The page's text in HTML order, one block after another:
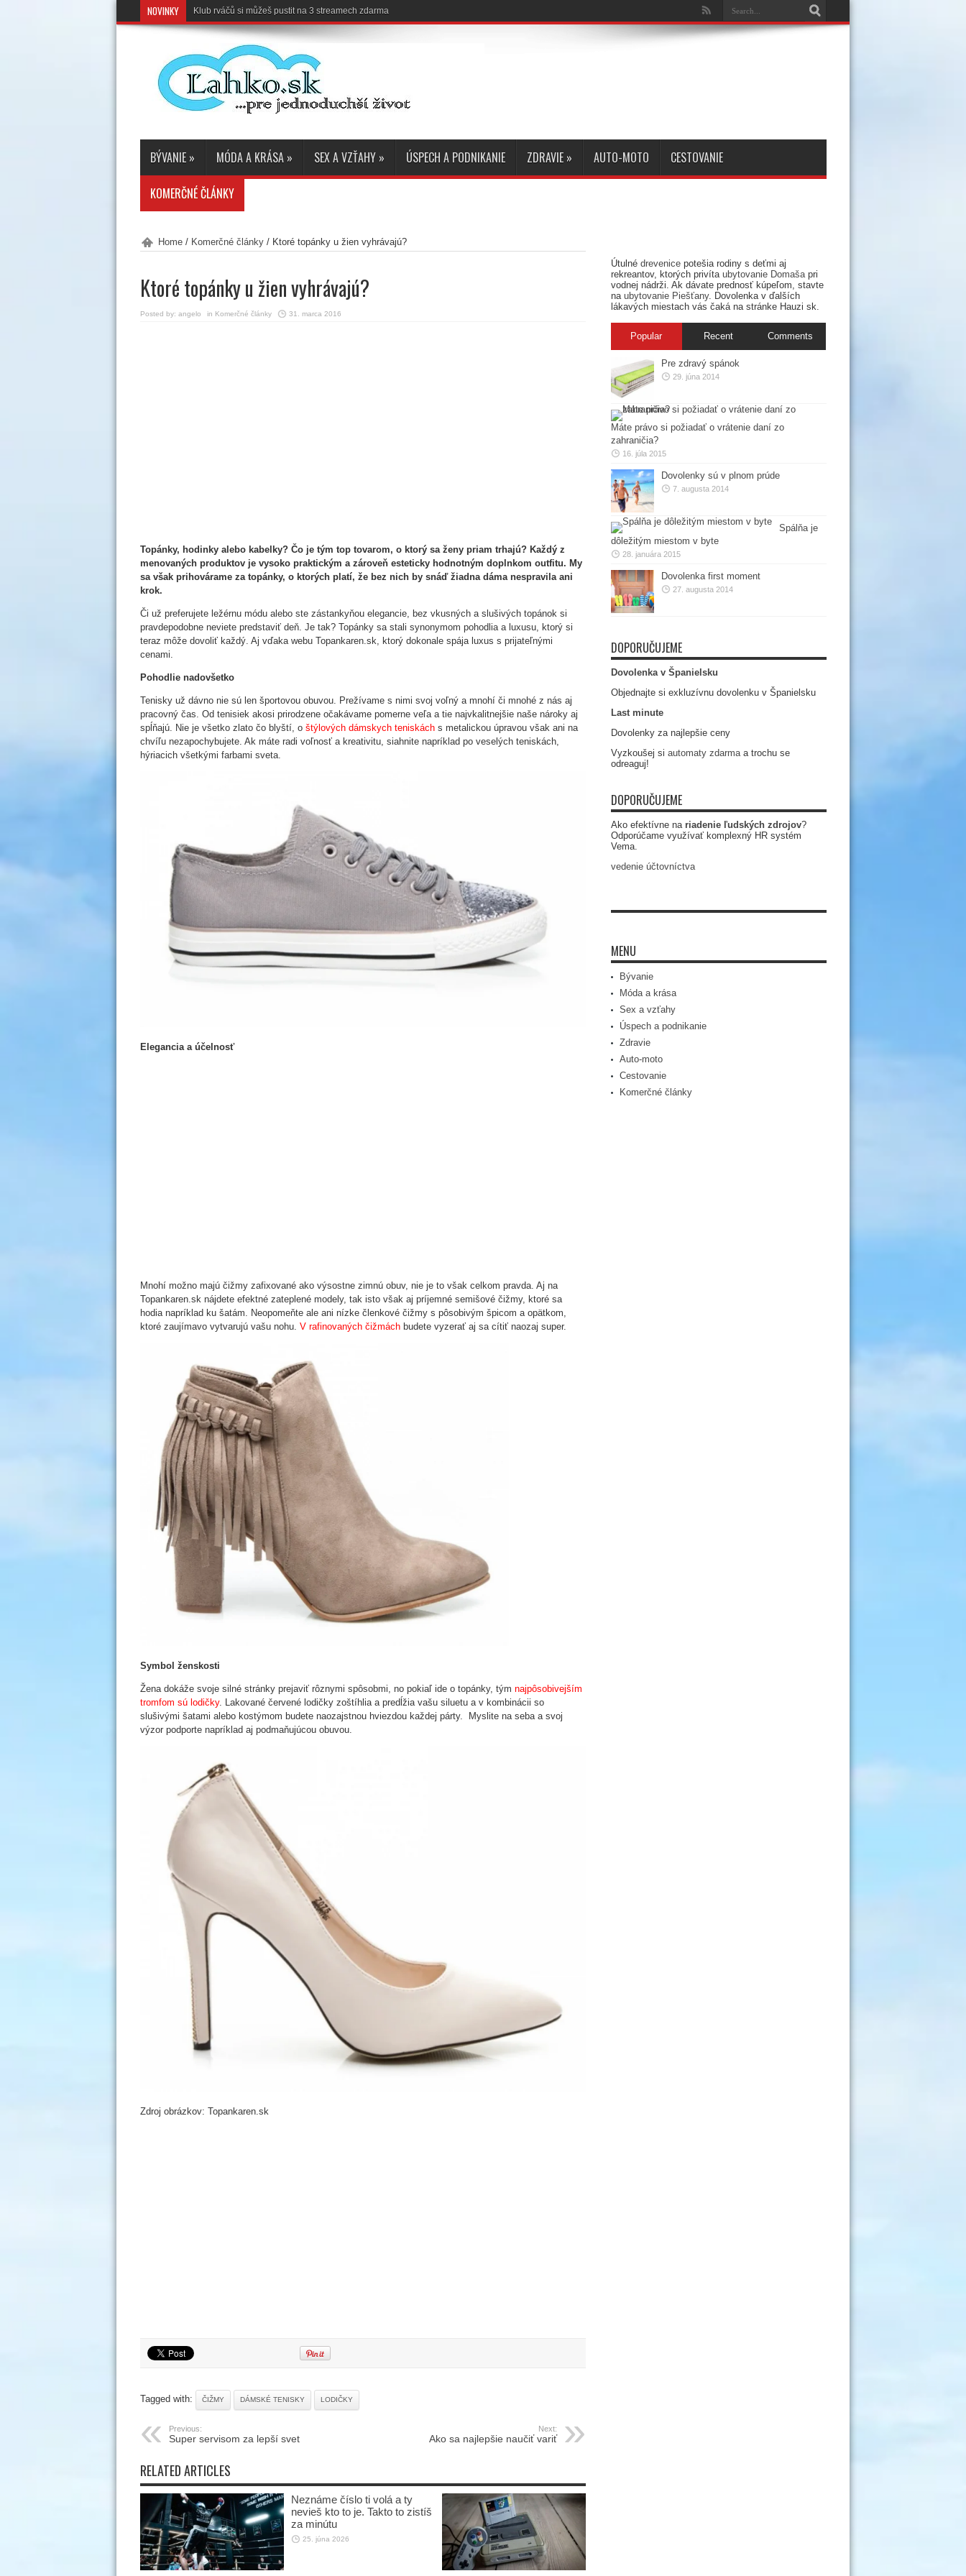
NOVINKY Klub rváčů si můžeš pustit na 3 streamech zdarma
BÝVANIE » MÓDA A KRÁSA » SEX A VZŤAHY » ÚSPECH A PODNIKANIE ZDRAVIE » AUTO-MOTO CESTOVANIE
KOMERČNÉ ČLÁNKY
Home/ Komerčné články/ Ktoré topánky u žien vyhrávajú?
Ktoré topánky u žien vyhrávajú?
Posted by: angelo in Komerčné články 31. marca 2016
Topánky, hodinky alebo kabelky? Čo je tým top tovarom, o ktorý sa ženy priam trhajú? Každý z
menovaných produktov je vysoko praktickým a zároveň esteticky hodnotným doplnkom outfitu. My
sa však prihovárame za topánky, o ktorých platí, že bez nich by snáď žiadna dáma nespravila ani
krok.
Či už preferujete ležérnu módu alebo ste zástankyňou elegancie, bez vkusných a slušivých topánok si
pravdepodobne neviete predstaviť deň. Je tak? Topánky sa stali synonymom pohodlia a luxusu, ktorý si
teraz môže dovoliť každý. Aj vďaka webu Topankaren.sk, ktorý dokonale spája luxus s prijateľnými
cenami.
Pohodlie nadovšetko
Tenisky už dávno nie sú len športovou obuvou. Prežívame s nimi svoj voľný a mnohí či mnohé z nás aj
pracovný čas. Od tenisiek akosi prirodzene očakávame pomerne veľa a tie najvkalitnejšie naše nároky aj
spĺňajú. Nie je všetko zlato čo blyští, o štýlových dámskych teniskáchs metalickou úpravou však ani na
chvíľu nezapochybujete. Ak máte radi voľnosť a kreativitu, siahnite napríklad po veselých teniskách,
hýriacich všetkými farbami sveta.
Elegancia a účelnosť
Mnohí možno majú čižmy zafixované ako výsostne zimnú obuv, nie je to však celkom pravda. Aj na
Topankaren.sk nájdete efektné zateplené modely, tak isto však aj príjemné semišové čižmy, ktoré sa
hodia napríklad ku šatám. Neopomeňte ale ani nízke členkové čižmy s pôsobivým špicom a opätkom,
ktoré zaujímavo vytvarujú vašu nohu. V rafinovaných čižmáchbudete vyzerať aj sa cítiť naozaj super.
Symbol ženskosti
Žena dokáže svoje silné stránky prejaviť rôznymi spôsobmi, no pokiaľ ide o topánky, tým najpôsobivejším
tromfom sú lodičky. Lakované červené lodičky zoštíhlia a predĺžia vašu siluetu a v kombinácii so
slušivými šatami alebo kostýmom budete naozajstnou hviezdou každej párty.
Myslite na seba a svoj
výzor podporte napríklad aj podmaňujúcou obuvou.
Zdroj obrázkov: Topankaren.sk
Tagged with: ČIŽMY DÁMSKÉ TENISKY LODIČKY
Previous:
Super servisom za lepší svet
Next:
Ako sa najlepšie naučiť variť
RELATED ARTICLES
Neznáme číslo ti volá a ty
nevieš kto to je. Takto to zistíš
za minútu
25. júna 2026
Útulné drevenicepotešia rodiny s deťmi aj
rekreantov, ktorých privíta ubytovanie Domašapri
vodnej nádrži. Ak dávate prednosť kúpeľom, stavte
na ubytovanie Piešťany. Dovolenka v ďalších
lákavých miestach vás čaká na stránke Hauzi sk.
Popular Recent Comments
Pre zdravý spánok
29. júna 2014
Máte právo si požiadať o vrátenie daní zo
zahraničia?
16. júla 2015
Dovolenky sú v plnom prúde
7. augusta 2014
Spálňa je
dôležitým miestom v byte
28. januára 2015
Dovolenka first moment
27. augusta 2014
DOPORUČUJEME
Dovolenka v Španielsku
Objednajte si exkluzívnu dovolenku v Španielsku
Last minute
Dovolenky za najlepšie ceny
Vyzkoušej si automaty zdarmaa trochu se
odreaguj!
DOPORUČUJEME
Ako efektívne na riadenie ľudských zdrojov?
Odporúčame využívať komplexný HR systém
Vema.
vedenie účtovníctva
MENU
Bývanie
Móda a krása
Sex a vzťahy
Úspech a podnikanie
Zdravie
Auto-moto
Cestovanie
Komerčné články